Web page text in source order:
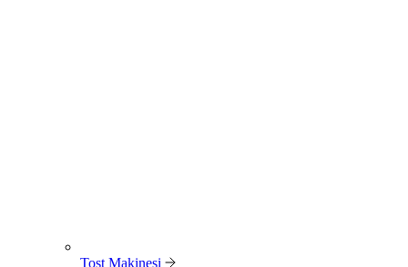
Tost Makinesi